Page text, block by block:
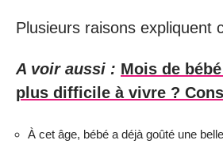
Plusieurs raisons expliquent
A voir aussi : Mois de
plus difficile à vivre ?
À cet âge, bébé a déjà goûté une